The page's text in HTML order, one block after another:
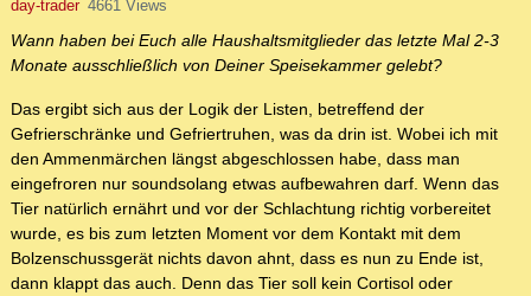
day-trader 4661 Views
Wann haben bei Euch alle Haushaltsmitglieder das letzte Mal 2-3
Monate ausschließlich von Deiner Speisekammer gelebt?
Das ergibt sich aus der Logik der Listen, betreffend der
Gefrierschränke und Gefriertruhen, was da drin ist. Wobei ich mit
den Ammenmärchen längst abgeschlossen habe, dass man
eingefroren nur soundsolang etwas aufbewahren darf. Wenn das
Tier natürlich ernährt und vor der Schlachtung richtig vorbereitet
wurde, es bis zum letzten Moment vor dem Kontakt mit dem
Bolzenschussgerät nichts davon ahnt, dass es nun zu Ende ist,
dann klappt das auch. Denn das Tier soll kein Cortisol oder